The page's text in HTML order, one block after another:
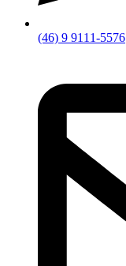
(46) 9 9111-5576